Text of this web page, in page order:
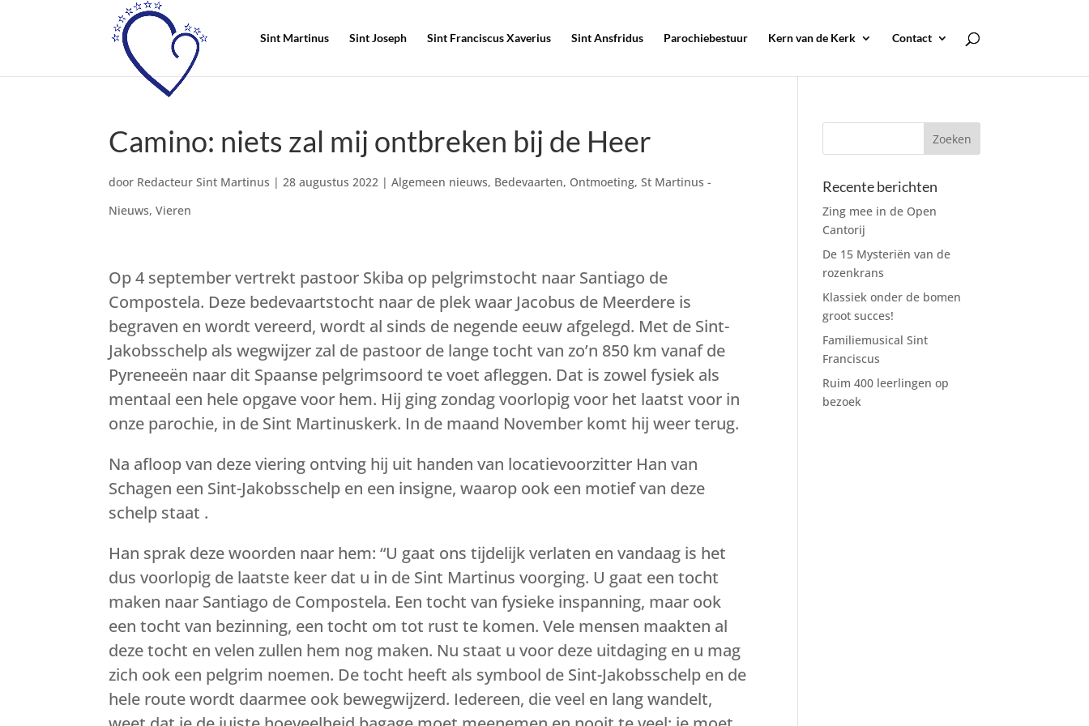
Sint Martinus Sint Joseph Sint Franciscus Xaverius Sint Ansfridus Parochiebestuur Kern van de Kerk Contact
Camino: niets zal mij ontbreken bij de Heer
door Redacteur Sint Martinus |28 augustus 2022 |Algemeen nieuws, Bedevaarten, Ontmoeting,St Martinus -
Nieuws,Vieren
Op 4 september vertrekt pastoor Skiba op pelgrimstocht naar Santiago de
Compostela. Deze bedevaartstocht naar de plek waar Jacobus de Meerdere is
begraven en wordt vereerd, wordt al sinds de negende eeuw afgelegd. Met de Sint-
Jakobsschelp als wegwijzer zal de pastoor de lange tocht van zo’n 850 km vanaf de
Pyreneeën naar dit Spaanse pelgrimsoord te voet afleggen. Dat is zowel fysiek als
mentaal een hele opgave voor hem. Hij ging zondag voorlopig voor het laatst voor in
onze parochie, in de Sint Martinuskerk. In de maand November komt hij weer terug.
Na afloop van deze viering ontving hij uit handen van locatievoorzitter Han van
Schagen een Sint-Jakobsschelp en een insigne, waarop ook een motief van deze
schelp staat .
Han sprak deze woorden naar hem: “U gaat ons tijdelijk verlaten en vandaag is het
dus voorlopig de laatste keer dat u in de Sint Martinus voorging. U gaat een tocht
maken naar Santiago de Compostela. Een tocht van fysieke inspanning, maar ook
een tocht van bezinning, een tocht om tot rust te komen. Vele mensen maakten al
deze tocht en velen zullen hem nog maken. Nu staat u voor deze uitdaging en u mag
zich ook een pelgrim noemen. De tocht heeft als symbool de Sint-Jakobsschelp en de
hele route wordt daarmee ook bewegwijzerd. Iedereen, die veel en lang wandelt,
Recente berichten
Zing mee in de Open
Cantorij
De 15 Mysteriën van de
rozenkrans
Klassiek onder de bomen
groot succes!
Familiemusical Sint
Franciscus
Ruim 400 leerlingen op
bezoek